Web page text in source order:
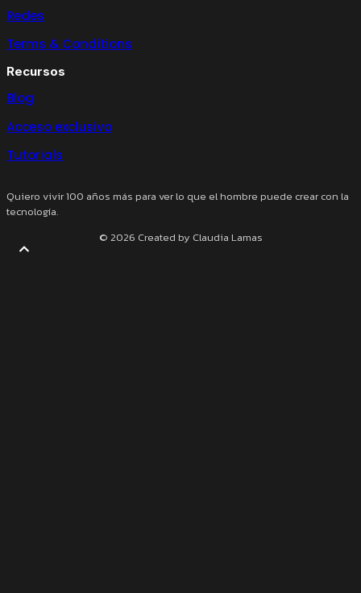
Redes
Terms & Conditions
Recursos
Blog
Acceso exclusivo
Tutorials
Quiero vivir 100 años más para ver lo que el hombre puede crear con la
tecnología.
© 2026 Created by Claudia Lamas